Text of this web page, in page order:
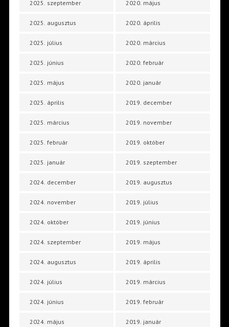
2025. szeptember
2025. augusztus
2025. július
2025. június
2025. május
2025. április
2025. március
2025. február
2025. január
2024. december
2024. november
2024. október
2024. szeptember
2024. augusztus
2024. július
2024. június
2024. május
2020. május
2020. április
2020. március
2020. február
2020. január
2019. december
2019. november
2019. október
2019. szeptember
2019. augusztus
2019. július
2019. június
2019. május
2019. április
2019. március
2019. február
2019. január